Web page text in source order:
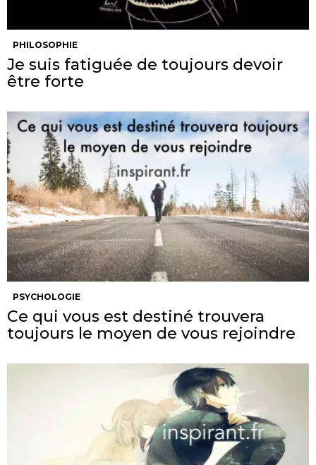
PHILOSOPHIE
Je suis fatiguée de toujours devoir
être forte
PSYCHOLOGIE
Ce qui vous est destiné trouvera
toujours le moyen de vous rejoindre